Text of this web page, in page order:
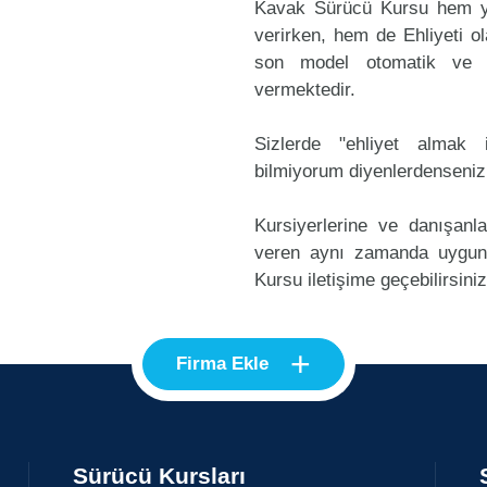
Kavak Sürücü Kursu hem
verirken, hem de Ehliyeti
son model otomatik ve
vermektedir.
Sizlerde "ehliyet almak
bilmiyorum
Kursiyerlerine ve
veren aynı zamanda
Kursu iletişime
Firma Ekle +
Sürücü Kursları